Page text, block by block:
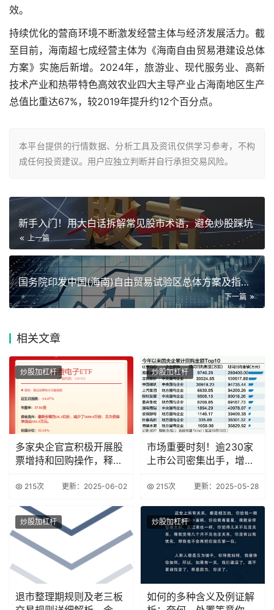
效。
持续优化的营商环境不断激发经营主体与经济发展活力。截
至目前，海南超七成经营主体为《海南自由贸易港建设总体
方案》实施后新增。2024年，旅游业、现代服务业、高新
技术产业和热带特色高效农业四大主导产业占海南地区生产
总值比重达67%，较2019年提升约12个百分点。
本平台提供的行情数据、分析工具及资讯仅供学习参考，不构
成任何投资建议。用户应独立判断并自行承担交易风险。
新手入门！用大白话拆解常见股市术语，避免炒股踩坑
上一篇
国务院印发中国(海南)自由贸易试验区总体方案及指导思想
下一篇
相关文章
炒股加杠杆
多家央企官宣积极开展股
票增持和回购操作，释放
215次 更新：2025-06-02
炒股加杠杆
市场重要时刻！逾230家
上市公司密集出手，增持
215次 更新：2025-05-28
炒股加杠杆
退市整理期规则及老三板
炒股加杠杆
如何的多种含义及例证解